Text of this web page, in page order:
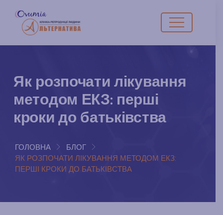
Як розпочати лікування
методом ЕКЗ: перші
кроки до батьківства
ГОЛОВНА
БЛОГ
ЯК РОЗПОЧАТИ ЛІКУВАННЯ МЕТОДОМ ЕКЗ:
ПЕРШІ КРОКИ ДО БАТЬКІВСТВА